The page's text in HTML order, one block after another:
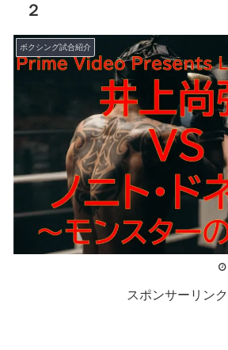
２
ボクシング試合紹介
スポンサーリンク